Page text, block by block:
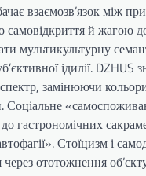
взаємозв’язок між
самовідкриття й жагою
мультикультурну
ідилії. DZHUS
замінюючи
Соціальне
гастрономічних
Стоїцизм і
ототожнення